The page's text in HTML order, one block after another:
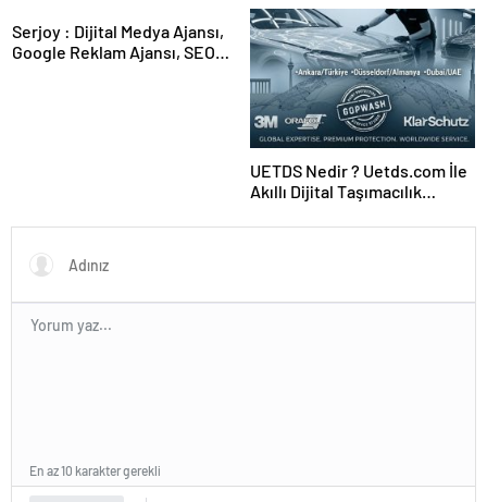
Serjoy : Dijital Medya Ajansı,
Google Reklam Ajansı, SEO
UETDS Nedir ? Uetds.com İle
Akıllı Dijital Taşımacılık
En az 10 karakter gerekli